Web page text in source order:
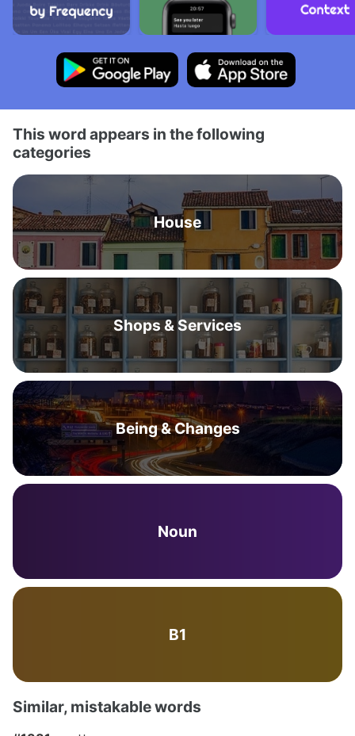
This word appears in the following
categories
House
Shops & Services
Being & Changes
Noun
B1
Similar, mistakable words